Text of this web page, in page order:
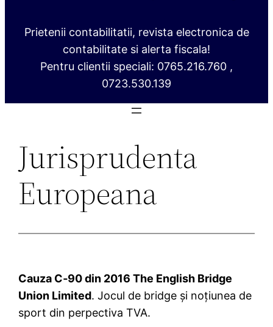
Prietenii contabilitatii, revista electronica de
contabilitate si alerta fiscala!
Pentru clientii speciali: 0765.216.760 ,
0723.530.139
Jurisprudenta
Europeana
Cauza C‑90 din 2016 The English Bridge
Union Limited. Jocul de bridge și noțiunea de
sport din perpectiva TVA.